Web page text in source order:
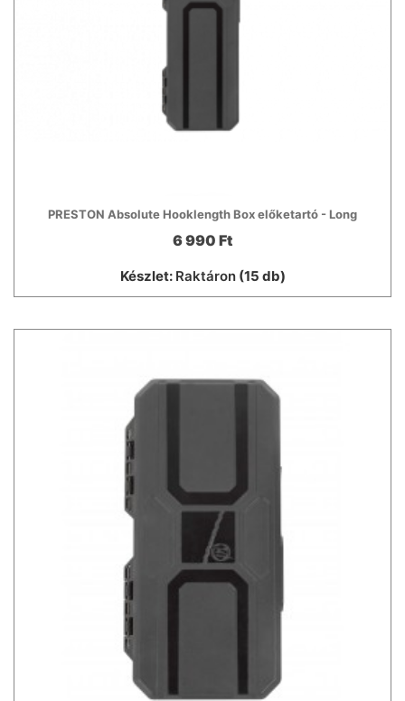
PRESTON Absolute Hooklength Box előketartó - Long
6 990 Ft
Készlet: Raktáron(15 db)